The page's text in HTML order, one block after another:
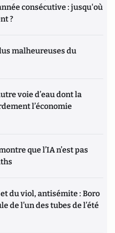
consécutive : jusqu'où
?
malheureuses du
voie d’eau dont la
l’économie
que l’IA n’est pas
du viol, antisémite : Boro
de l’un des tubes de l’été